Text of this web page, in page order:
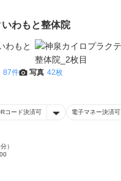
わもと整体院
87件 写真 42枚
コード決済可 電子マネー決済可
）